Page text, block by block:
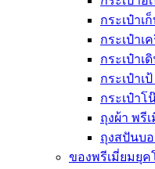
กระเป๋า
กระเป๋าเ
กระเป๋าเ
กระเป๋าเ
กระเป๋าโ
ถุงผ้า พรี
ถุงสปันบ
ของพรีเมี่ยมยุค